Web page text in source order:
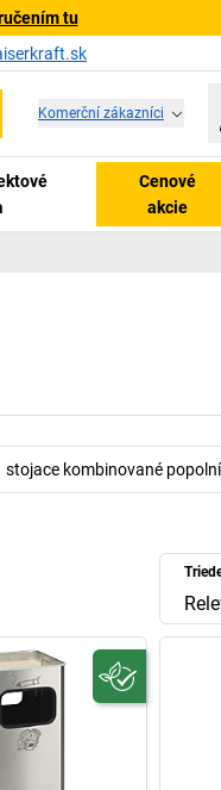
tu
Komerční zákazníci
Cenové
akcie
stojace kombinované